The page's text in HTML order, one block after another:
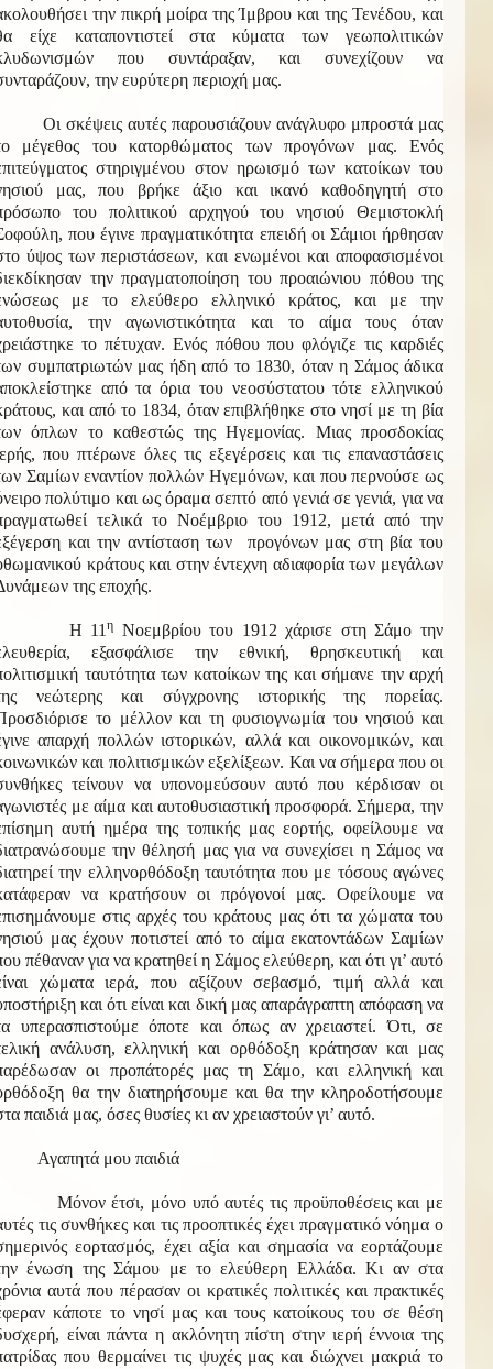
την πικρή μοίρα της Ίμβρου και της Τενέδου, και
είχε καταποντιστεί στα κύματα των γεωπολιτικών
που συντάραξαν, και συνεχίζουν να
την ευρύτερη περιοχή μας.
σκέψεις αυτές παρουσιάζουν ανάγλυφο μπροστά μας
μέγεθος του κατορθώματος των προγόνων μας. Ενός
στηριγμένου στον ηρωισμό των κατοίκων του
μας, που βρήκε άξιο και ικανό καθοδηγητή στο
του πολιτικού αρχηγού του νησιού Θεμιστοκλή
που έγινε πραγματικότητα επειδή οι Σάμιοι ήρθησαν
ύψος των περιστάσεων, και ενωμένοι και αποφασισμένοι
την πραγματοποίηση του προαιώνιου πόθου της
με το ελεύθερο ελληνικό κράτος, και με την
την αγωνιστικότητα και το αίμα τους όταν
το πέτυχαν. Ενός πόθου που φλόγιζε τις καρδιές
συμπατριωτών μας ήδη από το 1830, όταν η Σάμος άδικα
από τα όρια του νεοσύστατου τότε ελληνικού
και από το 1834, όταν επιβλήθηκε στο νησί με τη βία
όπλων το καθεστώς της Ηγεμονίας. Μιας προσδοκίας
που πτέρωνε όλες τις εξεγέρσεις και τις επαναστάσεις
Σαμίων εναντίον πολλών Ηγεμόνων, και που περνούσε ως
πολύτιμο και ως όραμα σεπτό από γενιά σε γενιά, για να
τελικά το Νοέμβριο του 1912, μετά από την
και την αντίσταση των προγόνων μας στη βία του
κράτους και στην έντεχνη αδιαφορία των μεγάλων
της εποχής.
11η Νοεμβρίου του 1912 χάρισε στη Σάμο την
εξασφάλισε την εθνική, θρησκευτική και
ταυτότητα των κατοίκων της και σήμανε την αρχή
νεώτερης και σύγχρονης ιστορικής της πορείας.
το μέλλον και τη φυσιογνωμία του νησιού και
απαρχή πολλών ιστορικών, αλλά και οικονομικών, και
και πολιτισμικών εξελίξεων. Και να σήμερα που οι
τείνουν να υπονομεύσουν αυτό που κέρδισαν οι
με αίμα και αυτοθυσιαστική προσφορά. Σήμερα, την
αυτή ημέρα της τοπικής μας εορτής, οφείλουμε να
την θέλησή μας για να συνεχίσει η Σάμος να
την ελληνορθόδοξη ταυτότητα που με τόσους αγώνες
να κρατήσουν οι πρόγονοί μας. Οφείλουμε να
στις αρχές του κράτους μας ότι τα χώματα του
μας έχουν ποτιστεί από το αίμα εκατοντάδων Σαμίων
πέθαναν για να κρατηθεί η Σάμος ελεύθερη, και ότι γι’ αυτό
χώματα ιερά, που αξίζουν σεβασμό, τιμή αλλά και
και ότι είναι και δική μας απαράγραπτη απόφαση να
υπερασπιστούμε όποτε και όπως αν χρειαστεί. Ότι, σε
ανάλυση, ελληνική και ορθόδοξη κράτησαν και μας
οι προπάτορές μας τη Σάμο, και ελληνική και
θα την διατηρήσουμε και θα την κληροδοτήσουμε
παιδιά μας, όσες θυσίες κι αν χρειαστούν γι’ αυτό.
μου παιδιά
έτσι, μόνο υπό αυτές τις προϋποθέσεις και με
τις συνθήκες και τις προοπτικές έχει πραγματικό νόημα ο
εορτασμός, έχει αξία και σημασία να εορτάζουμε
ένωση της Σάμου με το ελεύθερη Ελλάδα. Κι αν στα
αυτά που πέρασαν οι κρατικές πολιτικές και πρακτικές
κάποτε το νησί μας και τους κατοίκους του σε θέση
είναι πάντα η ακλόνητη πίστη στην ιερή έννοια της
που θερμαίνει τις ψυχές μας και διώχνει μακριά το